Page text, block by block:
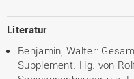
Literatur
Benjamin, Walter:
Supplement. Hg. von